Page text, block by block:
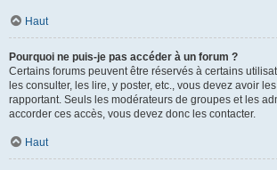
Haut
Pourquoi ne puis-je pas accéder à un forum ?
Certains forums peuvent être réservés à certains
les consulter, les lire, y poster, etc., vous devez avoir
rapportant. Seuls les modérateurs de groupes et les
accorder ces accès, vous devez donc les contacter.
Haut